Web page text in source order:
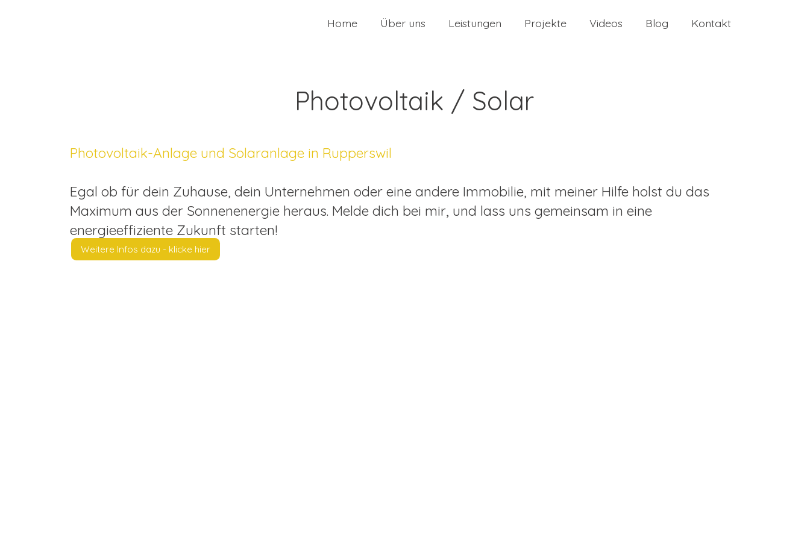
Home Über uns Leistungen Projekte Videos Blog Kontakt
Photovoltaik / Solar
Photovoltaik-Anlage und Solaranlage in Rupperswil
Egal ob für dein Zuhause, dein Unternehmen oder eine andere Immobilie, mit meiner Hilfe holst du das
Maximum aus der Sonnenenergie heraus. Melde dich bei mir, und lass uns gemeinsam in eine
energieeffiziente Zukunft starten!
Weitere Infos dazu - klicke hier